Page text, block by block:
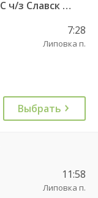
503А Советск АС — Черняховск АС ч/з Славск КДП, Большаково п.
7:28
Липовка п.
Выбрать
11:58
Липовка п.